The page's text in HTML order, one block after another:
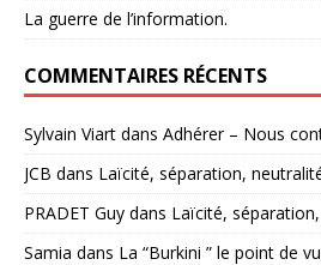
La guerre de l’information.
COMMENTAIRES RÉCENTS
Sylvain Viart dans Adhérer – Nous
JCB dans Laïcité, séparation,
PRADET Guy dans Laïcité,
Samia dans La “Burkini ” le point de